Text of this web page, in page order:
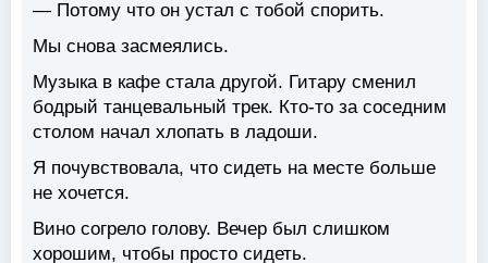
— Потому что он устал с тобой спорить.
Мы снова засмеялись.
Музыка в кафе стала другой. Гитару сменил
бодрый танцевальный трек. Кто-то за соседним
столом начал хлопать в ладоши.
Я почувствовала, что сидеть на месте больше
не хочется.
Вино согрело голову. Вечер был слишком
хорошим, чтобы просто сидеть.